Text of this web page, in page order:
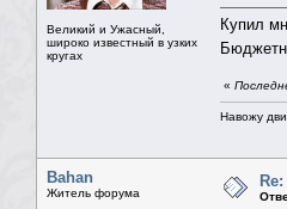
Великий и Ужасный,
широко известный в узких
кругах
Купил
«
Навожу
Bahan
Житель форума